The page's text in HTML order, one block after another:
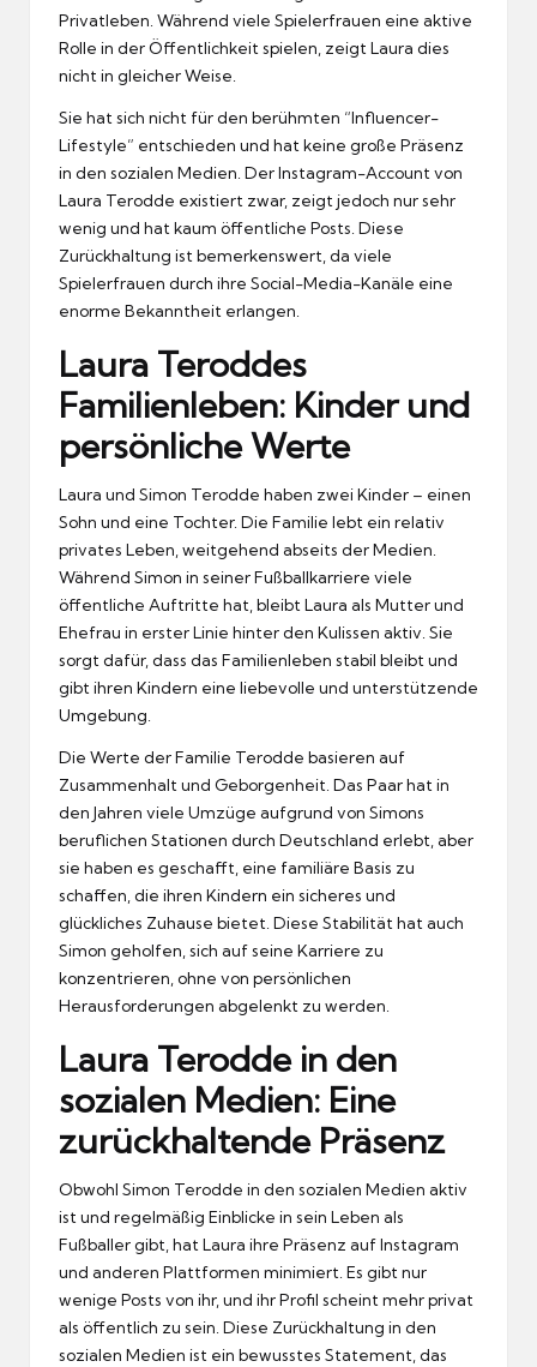
Privatleben. Während viele Spielerfrauen eine aktive
Rolle in der Öffentlichkeit spielen, zeigt Laura dies
nicht in gleicher Weise.
Sie hat sich nicht für den berühmten “Influencer-
Lifestyle” entschieden und hat keine große Präsenz
in den sozialen Medien. Der Instagram-Account von
Laura Terodde existiert zwar, zeigt jedoch nur sehr
wenig und hat kaum öffentliche Posts. Diese
Zurückhaltung ist bemerkenswert, da viele
Spielerfrauen durch ihre Social-Media-Kanäle eine
enorme Bekanntheit erlangen.
Laura Teroddes
Familienleben: Kinder und
persönliche Werte
Laura und Simon Terodde haben zwei Kinder – einen
Sohn und eine Tochter. Die Familie lebt ein relativ
privates Leben, weitgehend abseits der Medien.
Während Simon in seiner Fußballkarriere viele
öffentliche Auftritte hat, bleibt Laura als Mutter und
Ehefrau in erster Linie hinter den Kulissen aktiv. Sie
sorgt dafür, dass das Familienleben stabil bleibt und
gibt ihren Kindern eine liebevolle und unterstützende
Umgebung.
Die Werte der Familie Terodde basieren auf
Zusammenhalt und Geborgenheit. Das Paar hat in
den Jahren viele Umzüge aufgrund von Simons
beruflichen Stationen durch Deutschland erlebt, aber
sie haben es geschafft, eine familiäre Basis zu
schaffen, die ihren Kindern ein sicheres und
glückliches Zuhause bietet. Diese Stabilität hat auch
Simon geholfen, sich auf seine Karriere zu
konzentrieren, ohne von persönlichen
Herausforderungen abgelenkt zu werden.
Laura Terodde in den
sozialen Medien: Eine
zurückhaltende Präsenz
Obwohl Simon Terodde in den sozialen Medien aktiv
ist und regelmäßig Einblicke in sein Leben als
Fußballer gibt, hat Laura ihre Präsenz auf Instagram
und anderen Plattformen minimiert. Es gibt nur
wenige Posts von ihr, und ihr Profil scheint mehr privat
als öffentlich zu sein. Diese Zurückhaltung in den
sozialen Medien ist ein bewusstes Statement, das